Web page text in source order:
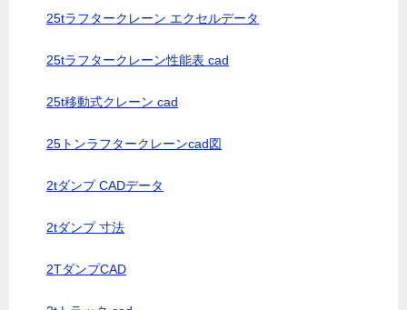
25tラフタークレーン エクセルデータ
25tラフタークレーン性能表 cad
25t移動式クレーン cad
25トンラフタークレーンcad図
2tダンプ CADデータ
2tダンプ 寸法
2TダンプCAD